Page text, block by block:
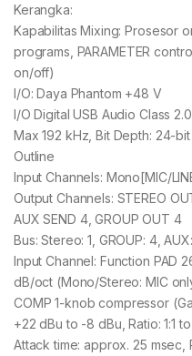
Kerangka:
Kapabilitas Mixing: Prosesor
programs, PARAMETER
on/off)
I/O: Daya Phantom +48 V
I/O Digital USB Audio Class
Max 192 kHz, Bit Depth: 24-bit
Outline
Input Channels: Mono[MIC/
Output Channels: STEREO
AUX SEND 4, GROUP OUT 4
Bus: Stereo: 1, GROUP: 4,
Input Channel: Function PAD
dB/oct (Mono/Stereo: MIC
COMP 1-knob compressor
+22 dBu to -8 dBu, Ratio: 1:1
Attack time: approx. 25 msec,